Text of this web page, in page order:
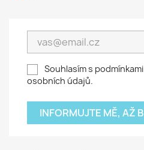
Souhlasím s
osobních údajů.
INFORMUJTE MĚ, AŽ